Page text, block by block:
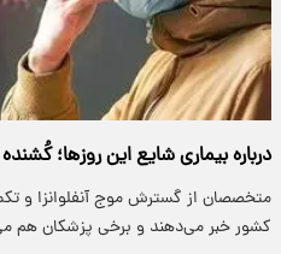
درباره بیماری شایع این روزها؛
کشور خبر می‌دهند و برخی پزشکان هم